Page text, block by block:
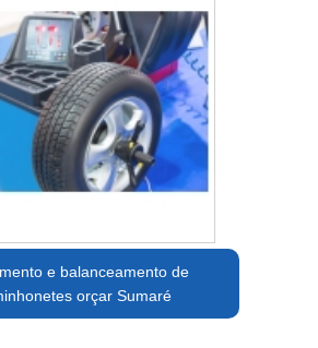
e balanceamento de
orçar Sumaré